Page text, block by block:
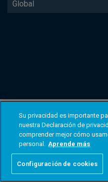
Global
Su privacidad es importante
nuestra Declaración de
comprender mejor cómo
personal. Aprende más
Configuración de cookies